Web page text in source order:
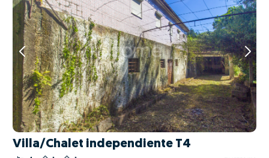
Villa/Chalet independiente T4